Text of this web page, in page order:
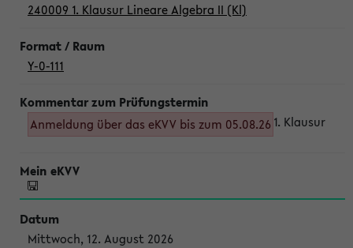
240009 1. Klausur Lineare Algebra II (Kl)
Y-0-111
Anmeldung über das eKVV bis zum 05.08.26 1. Klausur
Mittwoch, 12. August 2026